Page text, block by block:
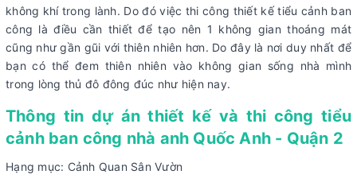
không khí trong lành. Do đó việc thi công thiết kế tiểu cảnh ban
công là điều cần thiết để tạo nên 1 không gian thoáng mát
cũng như gần gũi với thiên nhiên hơn. Do đây là nơi duy nhất để
bạn có thể đem thiên nhiên vào không gian sống nhà mình
trong lòng thủ đô đông đúc như hiện nay.
Thông tin dự án thiết kế và thi công tiểu
cảnh ban công nhà anh Quốc Anh - Quận 2
Hạng mục: Cảnh Quan Sân Vườn